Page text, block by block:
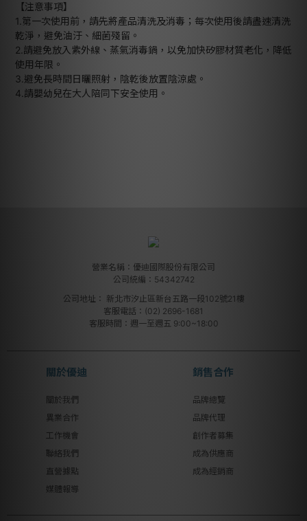
【注意事項】
1.第一次使用前，請先將產品清洗及消毒；每次使用後請盡速清洗
乾淨，避免油汙、細菌殘留。
2.請避免放入紫外線、蒸氣消毒鍋，以免加快矽膠材質老化，降低
使用年限。
3.避免長時間日曬照射，陰乾後放置陰涼處。
4.請嬰幼兒在大人陪同下安全使用。
營業名稱：優迪國際股份有限公司
公司統編：54342742
公司地址： 新北市汐止區新台五路一段102號21樓
客服電話：(02) 2696-1681
客服時間：週一至週五 9:00~18:00
關於優迪
關於我們
異業合作
工作機會
聯絡我們
直營據點
媒體報導
銷售合作
品牌總覽
品牌代理
創作者募集
成為供應商
成為經銷商